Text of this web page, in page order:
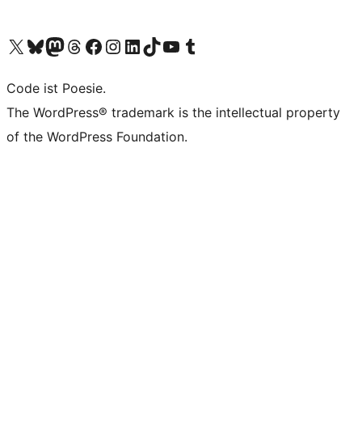
Das X-Konto (früher Twitter) von WordPress.org besuchen
Das Bluesky-Konto von WordPress.org besuchen
Das Mastodon-Konto von WordPress.org besuchen
Das Threads-Konto von WordPress.org besuchen
Die Facebook-Seite von WordPress.org besuchen
Das Instagram-Konto von WordPress.org besuchen
Das LinkedIn-Konto von WordPress.org besuchen
Das TikTok-Konto von WordPress.org besuchen
Den YouTube-Kanal von WordPress.org besuchen
Das Tumblr-Konto von WordPress.org besuchen
Code ist Poesie.
The WordPress® trademark is the intellectual property
of the WordPress Foundation.